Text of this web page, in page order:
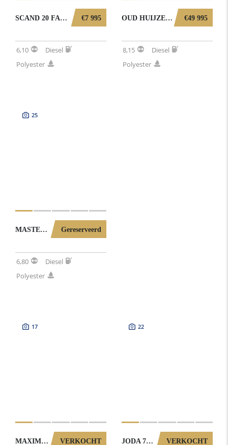
€7 995
SCAND 20 FAMILY (NOORSE SLOEP) 0052026
6,10
Diesel
Polyester
€49 995
OUD HUIJZER 815 CABIN MET BOEGSCHROEF (1802025)
8,15
Diesel
Polyester
25
Gereserveerd
MASTER 680 MET BOEGSCHROEF (NOORSE SLOEP) 0062026
6,80
Diesel
Polyester
17
VERKOCHT
MAXIMA 630 TENDER MET BOEGSCHROEF (1402025)
22
VERKOCHT
JODA 7500 MET RONDZIT (NOORSE SPITSGATTER) 0072026